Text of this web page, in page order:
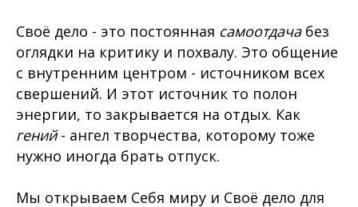
Своё дело - это постоянная самоотдачабез
оглядки на критику и похвалу. Это общение
с внутренним центром - источником всех
свершений. И этот источник то полон
энергии, то закрывается на отдых. Как
гений- ангел творчества, которому тоже
нужно иногда брать отпуск.
Мы открываем Себя миру и Своё дело для